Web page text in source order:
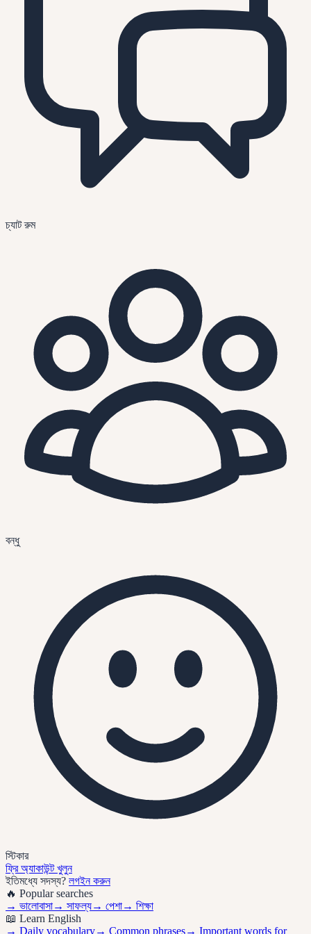
চ্যাট রুম
বন্ধু
স্টিকার
ফ্রি অ্যাকাউন্ট খুলুন
ইতিমধ্যে সদস্য? লগইন করুন
🔥 Popular searches
→ ভালোবাসা→ সাফল্য→ পেশা→ শিক্ষা
📖 Learn English
→ Daily vocabulary→ Common phrases→ Important words for